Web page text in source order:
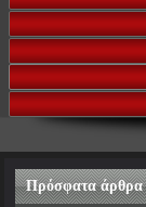
Πρόσφατα άρθρα